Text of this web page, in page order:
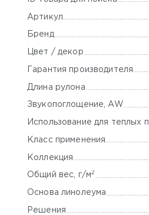
Артикул
Бренд
Цвет / декор
Гарантия производителя
Длина рулона
Звукопоглощение, AW
Использование для теплых
Класс применения
Коллекция
Общий вес, г/м 2
Основа линолеума
Решения